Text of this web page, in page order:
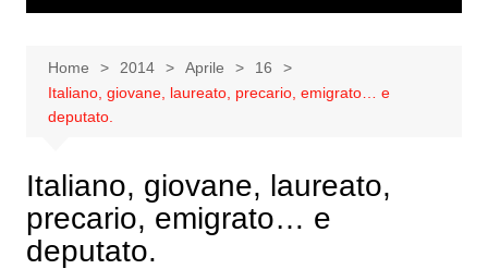
Home 2014 Aprile
16
Italiano, giovane, laureato, precario, emigrato… e
deputato.
Italiano, giovane, laureato,
precario, emigrato… e
deputato.